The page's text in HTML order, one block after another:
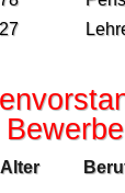
27
Alter